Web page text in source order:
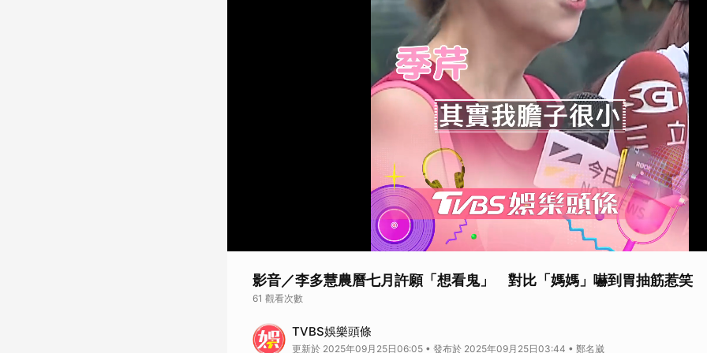
影音／李多慧農曆七月許願「想看鬼」 對比「媽媽」嚇到胃抽筋惹笑
61 觀看次數
TVBS娛樂頭條
更新於 2025年09月25日06:05 • 發布於 2025年09月25日03:44 • 鄭名崴